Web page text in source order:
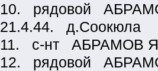
10. рядовой
21.4.44. д.Соокюла
11. с-нт АБРАМОВ
12. рядовой